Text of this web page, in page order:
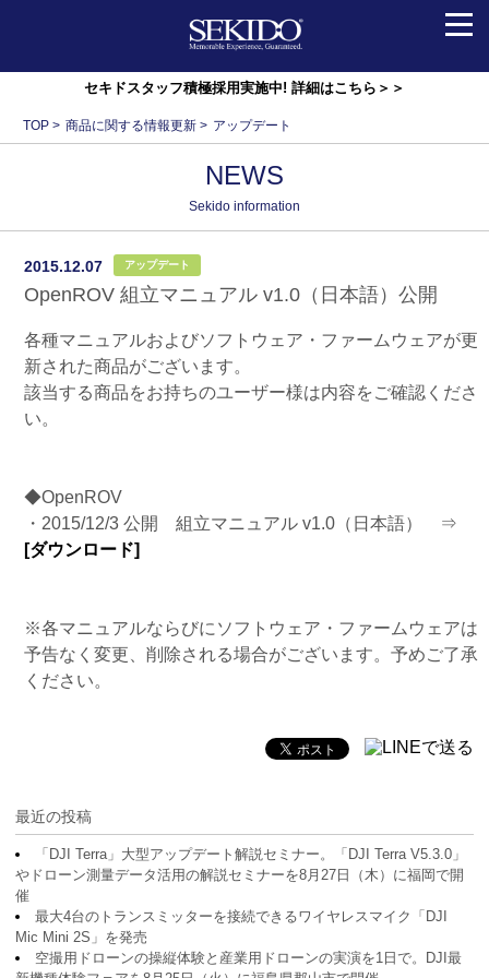
セキドスタッフ積極採用実施中! 詳細はこちら＞＞
TOP > 商品に関する情報更新 > アップデート
NEWS
Sekido information
2015.12.07 アップデート
OpenROV 組立マニュアル v1.0（日本語）公開
各種マニュアルおよびソフトウェア・ファームウェアが更
新された商品がございます。
該当する商品をお持ちのユーザー様は内容をご確認くださ
い。
◆OpenROV
・2015/12/3 公開 組立マニュアル v1.0（日本語） ⇒
[ダウンロード]
※各マニュアルならびにソフトウェア・ファームウェアは
予告なく変更、削除される場合がございます。予めご了承
ください。
最近の投稿
「DJI Terra」大型アップデート解説セミナー。「DJI Terra V5.3.0」
やドローン測量データ活用の解説セミナーを8月27日（木）に福岡で開
催
最大4台のトランスミッターを接続できるワイヤレスマイク「DJI
Mic Mini 2S」を発売
空撮用ドローンの操縦体験と産業用ドローンの実演を1日で。DJI最
ニュース
事業紹介
セキドオンラインストア